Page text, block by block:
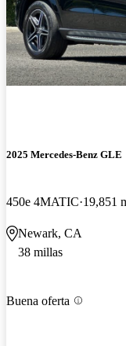
2025 Mercedes-Benz GLE
450e 4MATIC 19,851
Newark, CA
38 millas
Buena oferta